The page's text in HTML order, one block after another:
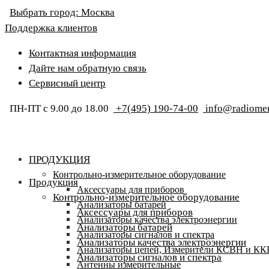
Выбрать город: Москва
Поддержка клиентов
Контактная информация
Дайте нам обратную связь
Сервисный центр
ПН-ПТ с 9.00 до 18.00 +7(495) 190-74-00
ПРОДУКЦИЯ
Контрольно-измерительное оборудование
Аксессуары для приборов
Анализаторы батарей
Анализаторы качества электроэнергии
Анализаторы сигналов и спектра
Анализаторы цепей, Измерители КСВН и
Антенны измерительные
Продукция
Контрольно-измерительное оборудование
Аксессуары для приборов
Анализаторы батарей
Анализаторы качества электроэнергии
Анализаторы сигналов и спектра